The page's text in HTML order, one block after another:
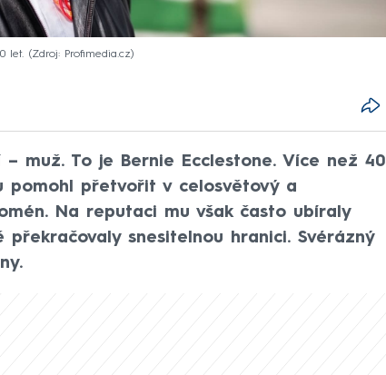
let. Zdroj: Profimedia.cz
muž. To je Bernie Ecclestone. Více než 40
pomohl přetvořit v celosvětový a
Na reputaci mu však často ubíraly
snesitelnou hranici. Svérázný